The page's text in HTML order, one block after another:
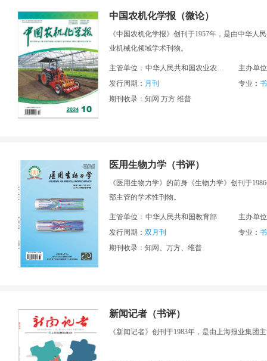
中国农机化学报（微论）
《中国农机化学报》创刊于1957年，是由中华
业机械化领域学术刊物。
主管单位： 中华人民共和国农业农村部
主办单
发行周期： 月刊 专业：
期刊收录：知网 万方 维普
医用生物力学（书评）
《医用生物力学》的前身《生物力学》创刊于
部主管的学术性刊物。
主管单位： 中华人民共和国教育部
主办单
发行周期： 双月刊 专业：
期刊收录：知网、万方、维普
新闻记者（书评）
《新闻记者》创刊于1983年，是由上海报业集